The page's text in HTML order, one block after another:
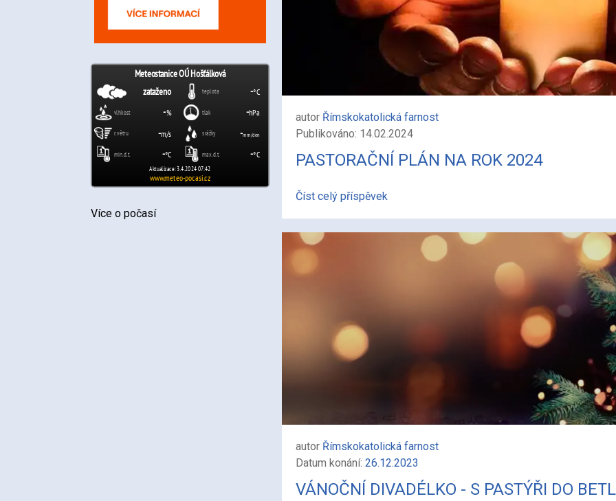
Více o počasí
autor Římskokatolická farnost
Publikováno: 14.02.2024
PASTORAČNÍ PLÁN NA ROK 2024
Číst celý příspěvek
autor Římskokatolická farnost
Datum konání: 26.12.2023
VÁNOČNÍ DIVADÉLKO - S PASTÝŘI DO